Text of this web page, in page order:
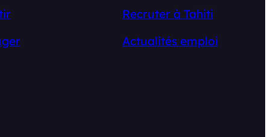
Recruter à Tahiti
Actualités emploi